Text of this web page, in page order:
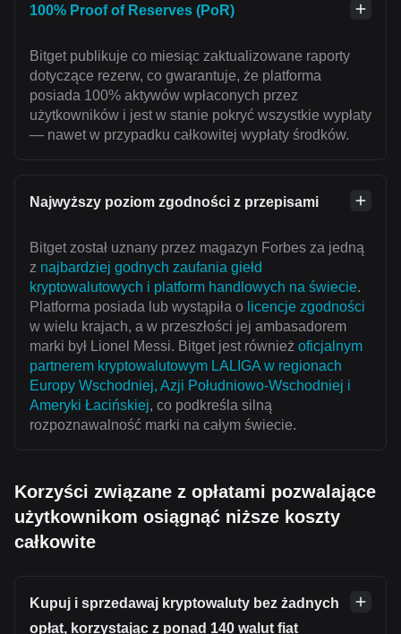
100% Proof of Reserves (PoR)
Bitget publikuje co miesiąc zaktualizowane raporty
dotyczące rezerw, co gwarantuje, że platforma
posiada 100% aktywów wpłaconych przez
użytkowników i jest w stanie pokryć wszystkie wypłaty
— nawet w przypadku całkowitej wypłaty środków.
Najwyższy poziom zgodności z przepisami
Bitget został uznany przez magazyn Forbes za jedną
z najbardziej godnych zaufania giełd
kryptowalutowych i platform handlowych na świecie.
Platforma posiada lub wystąpiła o licencje zgodności
w wielu krajach, a w przeszłości jej ambasadorem
marki był Lionel Messi. Bitget jest również oficjalnym
partnerem kryptowalutowym LALIGA w regionach
Europy Wschodniej, Azji Południowo-Wschodniej i
Ameryki Łacińskiej, co podkreśla silną
rozpoznawalność marki na całym świecie.
Korzyści związane z opłatami pozwalające
użytkownikom osiągnąć niższe koszty
całkowite
Kupuj i sprzedawaj kryptowaluty bez żadnych
opłat, korzystając z ponad 140 walut fiat